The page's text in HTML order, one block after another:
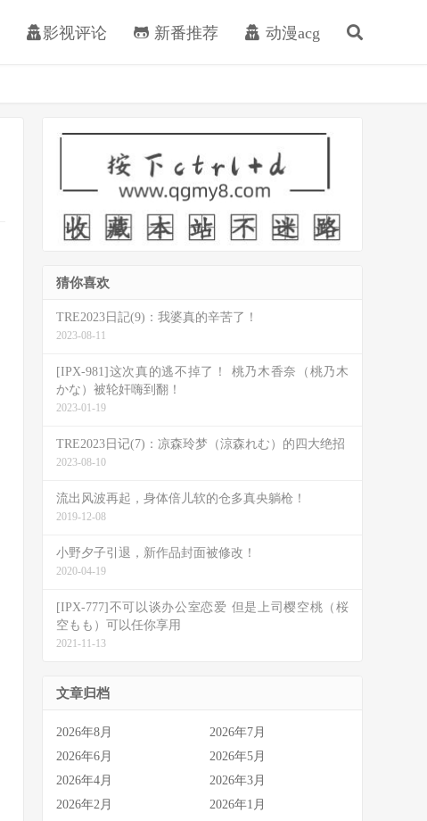
影视评论 新番推荐 动漫acg
猜你喜欢
TRE2023日記(9)：我婆真的辛苦了！
2023-08-11
[IPX-981]这次真的逃不掉了！ 桃乃木香奈（桃乃木
かな）被轮奸嗨到翻！
2023-01-19
TRE2023日记(7)：凉森玲梦（涼森れむ）的四大绝招
2023-08-10
流出风波再起，身体倍儿软的仓多真央躺枪！
2019-12-08
小野夕子引退，新作品封面被修改！
2020-04-19
[IPX-777]不可以谈办公室恋爱 但是上司樱空桃（桜
空もも）可以任你享用
2021-11-13
文章归档
2026年8月
2026年7月
2026年6月
2026年5月
2026年4月
2026年3月
2026年2月
2026年1月